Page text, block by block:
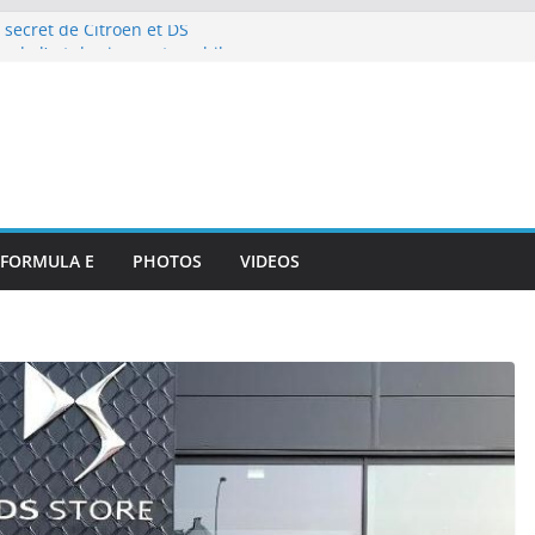
de Citroën et DS
pour DS PENSKE malgré
les projecteurs
et intégration de
à l’E-Prix de Tokyo
spectaculaires
FORMULA E PHOTOS VIDEOS